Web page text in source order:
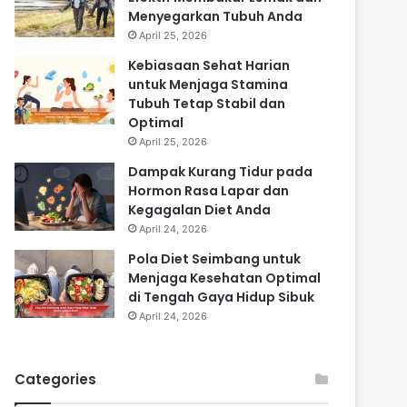
Menyegarkan Tubuh Anda
April 25, 2026
Kebiasaan Sehat Harian
untuk Menjaga Stamina
Tubuh Tetap Stabil dan
Optimal
April 25, 2026
Dampak Kurang Tidur pada
Hormon Rasa Lapar dan
Kegagalan Diet Anda
April 24, 2026
Pola Diet Seimbang untuk
Menjaga Kesehatan Optimal
di Tengah Gaya Hidup Sibuk
April 24, 2026
Categories